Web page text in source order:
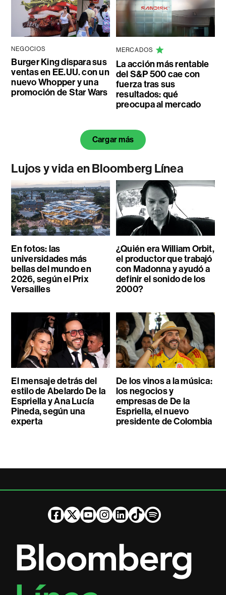
NEGOCIOS
Burger King dispara sus
ventas en EE.UU. con un
nuevo Whopper y una
promoción de Star Wars
MERCADOS
La acción más rentable
del S&P 500 cae con
fuerza tras sus
resultados: qué
preocupa al mercado
Cargar más
Lujos y vida en Bloomberg Línea
En fotos: las
universidades más
bellas del mundo en
2026, según el Prix
Versailles
¿Quién era William Orbit,
el productor que trabajó
con Madonna y ayudó a
definir el sonido de los
2000?
El mensaje detrás del
estilo de Abelardo De la
Espriella y Ana Lucía
Pineda, según una
experta
De los vinos a la música:
los negocios y
empresas de De la
Espriella, el nuevo
presidente de Colombia